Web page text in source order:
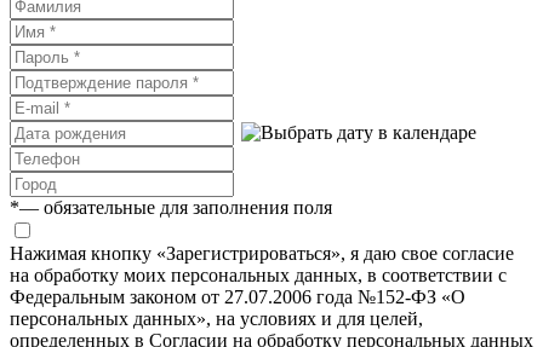
*— обязательные для заполнения поля
Нажимая кнопку «Зарегистрироваться», я даю свое согласие
на обработку моих персональных данных, в соответствии с
Федеральным законом от 27.07.2006 года №152-ФЗ «О
персональных данных», на условиях и для целей,
определенных в Согласии на обработку персональных данных